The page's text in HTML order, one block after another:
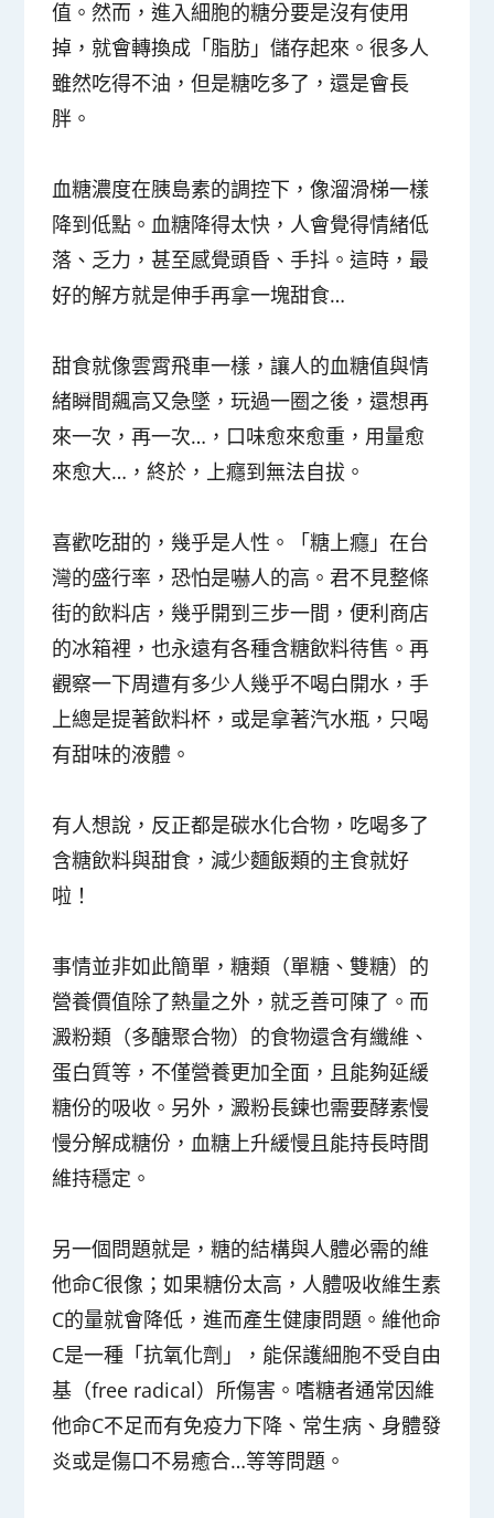
值。然而，進入細胞的糖分要是沒有使用
掉，就會轉換成「脂肪」儲存起來。很多人
雖然吃得不油，但是糖吃多了，還是會長
胖。
血糖濃度在胰島素的調控下，像溜滑梯一樣
降到低點。血糖降得太快，人會覺得情緒低
落、乏力，甚至感覺頭昏、手抖。這時，最
好的解方就是伸手再拿一塊甜食…
甜食就像雲霄飛車一樣，讓人的血糖值與情
緒瞬間飆高又急墜，玩過一圈之後，還想再
來一次，再一次…，口味愈來愈重，用量愈
來愈大…，終於，上癮到無法自拔。
喜歡吃甜的，幾乎是人性。「糖上癮」在台
灣的盛行率，恐怕是嚇人的高。君不見整條
街的飲料店，幾乎開到三步一間，便利商店
的冰箱裡，也永遠有各種含糖飲料待售。再
觀察一下周遭有多少人幾乎不喝白開水，手
上總是提著飲料杯，或是拿著汽水瓶，只喝
有甜味的液體。
有人想說，反正都是碳水化合物，吃喝多了
含糖飲料與甜食，減少麵飯類的主食就好
啦！
事情並非如此簡單，糖類（單糖、雙糖）的
營養價值除了熱量之外，就乏善可陳了。而
澱粉類（多醣聚合物）的食物還含有纖維、
蛋白質等，不僅營養更加全面，且能夠延緩
糖份的吸收。另外，澱粉長鍊也需要酵素慢
慢分解成糖份，血糖上升緩慢且能持長時間
維持穩定。
另一個問題就是，糖的結構與人體必需的維
他命C很像；如果糖份太高，人體吸收維生素
C的量就會降低 ，進而產生健康問題。維他命
C是一種「抗氧化劑」，能保護細胞不受自由
基（free radical）所傷害。嗜糖者通常因維
他命C不足而有免疫力下降、常生病、身體發
炎或是傷口不易癒合…等等問題。